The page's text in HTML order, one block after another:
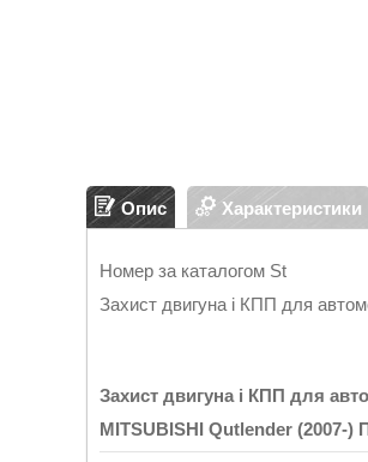
Опис Характеристики
Номер за каталогом St
Захист двигуна і КПП для
Захист двигуна і КПП для
MITSUBISHI Qutlender (2007-)